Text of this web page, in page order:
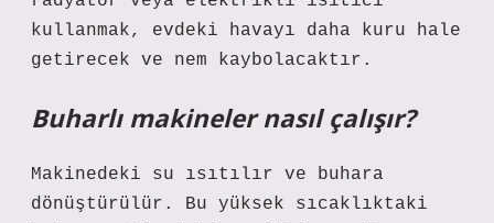
kullanmak, evdeki havayı daha kuru hale
getirecek ve nem kaybolacaktır.
Buharlı makineler nasıl çalışır?
Makinedeki su ısıtılır ve buhara
dönüştürülür. Bu yüksek sıcaklıktaki